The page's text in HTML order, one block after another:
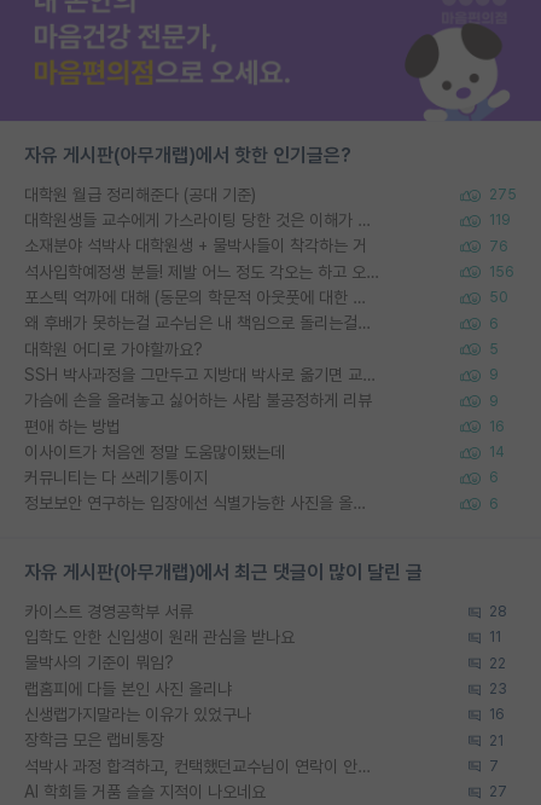
자유 게시판(아무개랩)에서 핫한 인기글은?
대학원 월급 정리해준다 (공대 기준) 275
대학원생들 교수에게 가스라이팅 당한 것은 이해가 갑니다. 안타깝네요. 119
소재분야 석박사 대학원생 + 물박사들이 착각하는 거 76
석사입학예정생 분들! 제발 어느 정도 각오는 하고 오세요. 156
포스텍 억까에 대해 (동문의 학문적 아웃풋에 대한 반박) 50
왜 후배가 못하는걸 교수님은 내 책임으로 돌리는걸까요? 6
대학원 어디로 가야할까요? 5
SSH 박사과정을 그만두고 지방대 박사로 옮기면 교수의 꿈은 끝일까요? 9
가슴에 손을 올려놓고 싫어하는 사람 불공정하게 리뷰 9
편애 하는 방법 16
이사이트가 처음엔 정말 도움많이됐는데 14
커뮤니티는 다 쓰레기통이지 6
정보보안 연구하는 입장에선 식별가능한 사진을 올리는건 비추이긴함 6
자유 게시판(아무개랩)에서 최근 댓글이 많이 달린 글
카이스트 경영공학부 서류 28
입학도 안한 신입생이 원래 관심을 받나요 11
물박사의 기준이 뭐임? 22
랩홈피에 다들 본인 사진 올리냐 23
신생랩가지말라는 이유가 있었구나 16
장학금 모은 랩비통장 21
석박사 과정 합격하고, 컨택했던교수님이 연락이 안됩니다... 7
AI 학회들 거품 슬슬 지적이 나오네요 27